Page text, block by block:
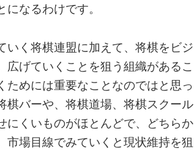
なるわけです。
く将棋連盟に加えて、将棋をビジ
げていくことを狙う組織があるこ
ためには重要なことなのではと思っ
棋バーや、将棋道場、将棋スクール
にくいものがほとんどで、どちらか
市場目線でみていくと現状維持を狙